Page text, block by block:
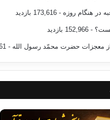
در هنگام روزه - 173,616 بازدید
- 152,966 بازدید
معجزات حضرت محمّد رسول الله - 148,961 بازدید